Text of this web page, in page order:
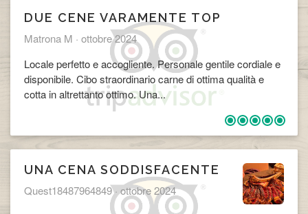
DUE CENE VARAMENTE TOP
Matrona M · ottobre 2024
Locale perfetto e accogliente. Personale gentile cordiale e
disponibile. Cibo straordinario carne di ottima qualità e
cotta in altrettanto ottimo. Una...
UNA CENA SODDISFACENTE
Quest18487964849 ·ottobre 2024